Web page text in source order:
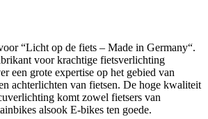
“Licht op de fiets – Made in Germany“.
voor krachtige fietsverlichting
een grote expertise op het gebied van
achterlichten van fietsen. De hoge kwaliteit
komt zowel fietsers van
alsook E-bikes ten goede.